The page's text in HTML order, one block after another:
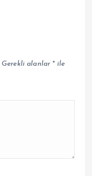
Gerekli alanlar *ile